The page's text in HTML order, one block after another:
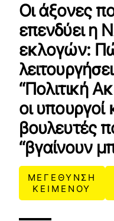
Οι άξονες
επενδύει η
εκλογών:
“Πολιτική
οι υπουργοί
βουλευτές
“βγαίνουν
ΜΕΓΕΘΥΝΣΗ
ΚΕΙΜΕΝΟΥ